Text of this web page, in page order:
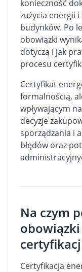
konieczność
zużycia energii
budynków. Po
obowiązki
dotyczą i jak
procesu
Certyfikat
formalnością,
wpływającym
decyzje
sporządzania i
błędów oraz
Na czym
Certyfikacja